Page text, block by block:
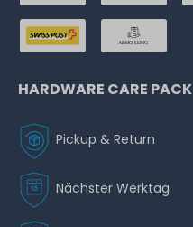
HARDWARE CARE PACK
Pickup & Return
Nächster Werktag